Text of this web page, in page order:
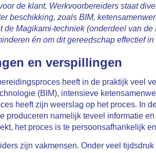
de klant. Werkvoorbereiders staat
beschikking, zoals BIM,
de Magikami-techniek (onderdeel van
én om dit gereedschap effectief in
en verspillingen
heeft in de praktijk veel
(BIM), intensieve
heeft zijn weerslag op het proces. In
produceren namelijk teveel informatie
het proces is te persoonsafhankelijk
zijn vakmensen. Onder veel